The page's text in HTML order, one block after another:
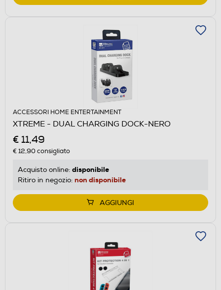
ACCESSORI HOME ENTERTAINMENT
XTREME - DUAL CHARGING DOCK-NERO
€ 11,49
€ 12,90consigliato
Acquisto online: disponibile
Ritiro in negozio: non disponibile
AGGIUNGI